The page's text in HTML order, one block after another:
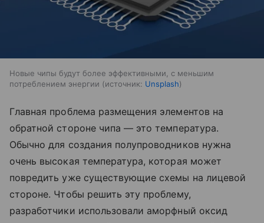
Новые чипы будут более эффективными, с меньшим
потреблением энергии
источник: Unsplash
Главная проблема размещения элементов на
обратной стороне чипа — это температура.
Обычно для создания полупроводников нужна
очень высокая температура, которая может
повредить уже существующие схемы на лицевой
стороне. Чтобы решить эту проблему,
разработчики использовали аморфный оксид